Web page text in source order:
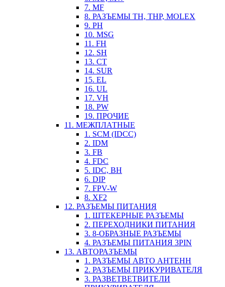
7. MF
8. РАЗЪЕМЫ TH, THP, MOLEX
9. PH
10. MSG
11. FH
12. SH
13. CT
14. SUR
15. EL
16. UL
17. VH
18. PW
19. ПРОЧИЕ
11. МЕЖПЛАТНЫЕ
1. SCM (IDCC)
2. IDM
3. FB
4. FDC
5. IDC, BH
6. DIP
7. FPV-W
8. XF2
12. РАЗЪЕМЫ ПИТАНИЯ
1. ШТЕКЕРНЫЕ РАЗЪЕМЫ
2. ПЕРЕХОДНИКИ ПИТАНИЯ
3. 8-ОБРАЗНЫЕ РАЗЪЕМЫ
4. РАЗЪЕМЫ ПИТАНИЯ 3PIN
13. АВТОРАЗЪЕМЫ
1. РАЗЪЕМЫ АВТО АНТЕНН
2. РАЗЪЕМЫ ПРИКУРИВАТЕЛЯ
3. РАЗВЕТВЕТВИТЕЛИ